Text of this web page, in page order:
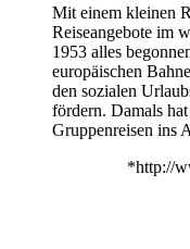
Mit einem kleinen
Reiseangebote im
1953 alles
europäischen
den sozialen
fördern. Damals
Gruppenreisen ins
*http://